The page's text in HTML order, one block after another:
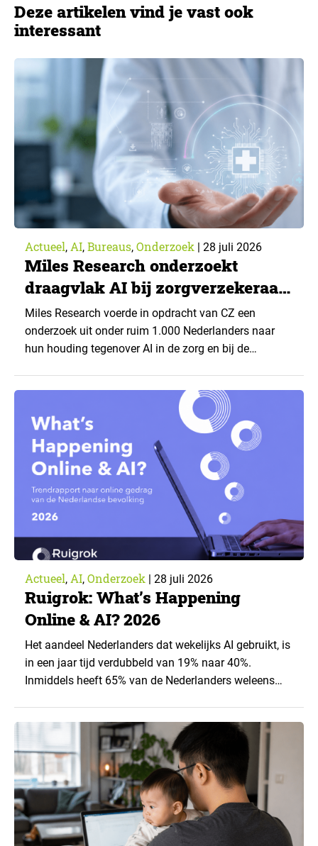
Deze artikelen vind je vast ook
interessant
Actueel, AI, Bureaus, Onderzoek | 28 juli 2026
Miles Research onderzoekt
draagvlak AI bij zorgverzekeraar
CZ
Miles Research voerde in opdracht van CZ een
onderzoek uit onder ruim 1.000 Nederlanders naar
hun houding tegenover AI in de zorg en bij de
toepassingen, en waar trekken zij een grens? Dit
artikel is aangeleverd door kennispartner Miles
Research. ▼ De uitkomsten zijn…
Actueel, AI, Onderzoek | 28 juli 2026
Ruigrok: What’s Happening
Online & AI? 2026
Het aandeel Nederlanders dat wekelijks AI gebruikt, is
in een jaar tijd verdubbeld van 19% naar 40%.
Inmiddels heeft 65% van de Nederlanders weleens
van What’s Happening Online & AI? 2026, het
jaarlijkse trendrapport van Ruigrok onderzoek &
advies over…